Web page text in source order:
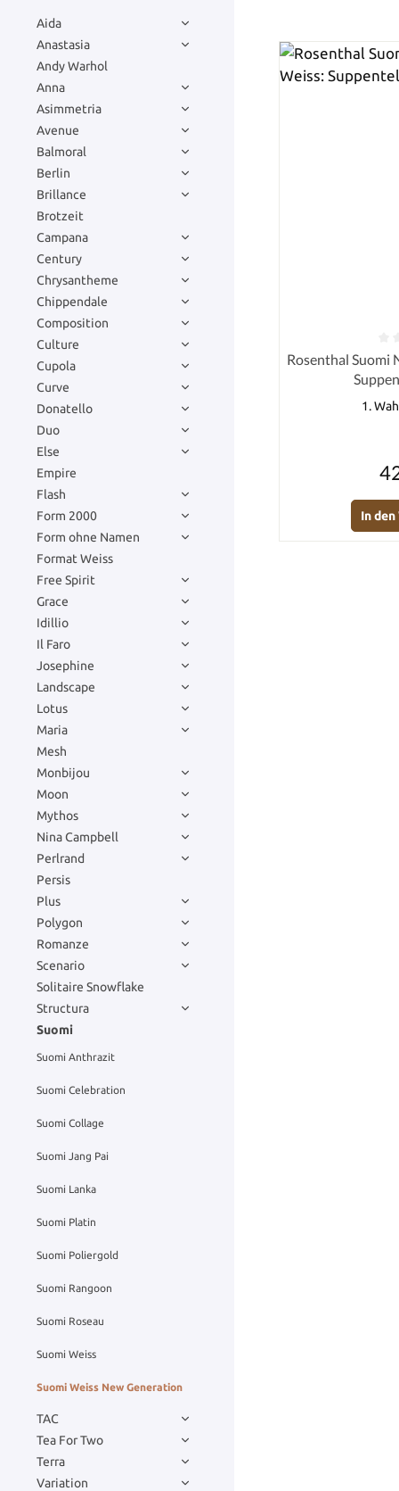
Aida
Anastasia
Andy Warhol
Anna
Asimmetria
Avenue
Balmoral
Berlin
Brillance
Brotzeit
Campana
Century
Chrysantheme
Chippendale
Composition
Culture
Cupola
Curve
Donatello
Duo
Else
Empire
Flash
Form 2000
Form ohne Namen
Format Weiss
Free Spirit
Grace
Idillio
Il Faro
Josephine
Landscape
Lotus
Maria
Mesh
Monbijou
Moon
Mythos
Nina Campbell
Perlrand
Persis
Plus
Polygon
Romanze
Scenario
Solitaire Snowflake
Structura
Suomi
Suomi Anthrazit
Suomi Celebration
Suomi Collage
Suomi Jang Pai
Suomi Lanka
Suomi Platin
Suomi Poliergold
Suomi Rangoon
Suomi Roseau
Suomi Weiss
Suomi Weiss New Generation
TAC
Tea For Two
Terra
Variation
Rosenthal Suomi
1.
In